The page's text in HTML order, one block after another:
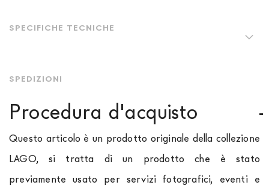
SPECIFICHE TECNICHE
SPEDIZIONI
Procedura d'acquisto
Questo articolo è un prodotto originale della collezione
LAGO, si tratta di un prodotto che è stato
previamente usato per servizi fotografici, eventi e